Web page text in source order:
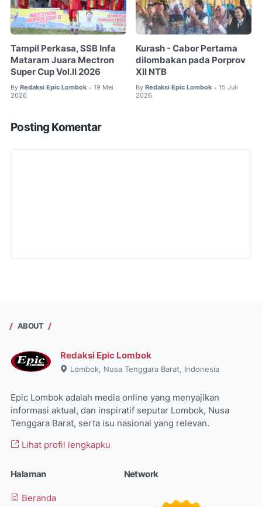
Tampil Perkasa, SSB Infa
Mataram Juara Mectron
Super Cup Vol.II 2026
By Redaksi Epic Lombok • 19 Mei
2026
Kurash - Cabor Pertama
dilombakan pada Porprov
XII NTB
By Redaksi Epic Lombok • 15 Juli
2026
Posting Komentar
ABOUT
Redaksi Epic Lombok
Lombok, Nusa Tenggara Barat, Indonesia
Epic Lombok adalah media online yang menyajikan
informasi aktual, dan inspiratif seputar Lombok, Nusa
Tenggara Barat, serta isu nasional yang relevan.
Lihat profil lengkapku
Halaman
Beranda
Network